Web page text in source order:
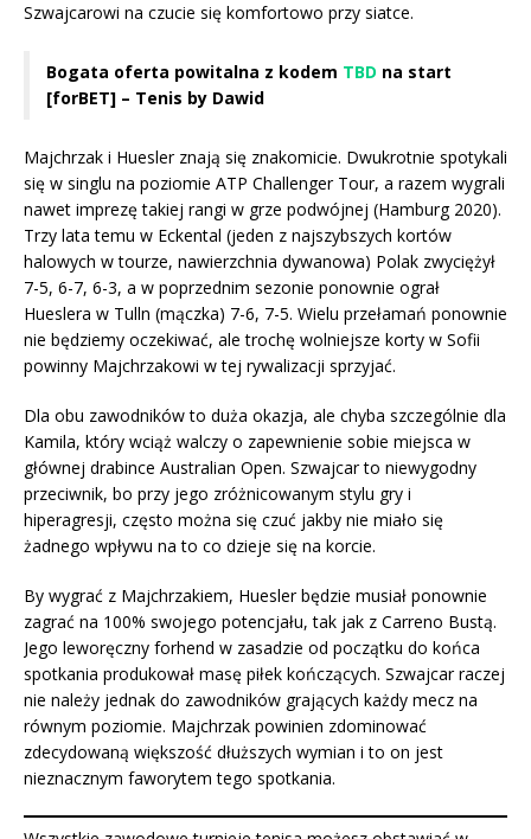
Szwajcarowi na czucie się komfortowo przy siatce.
Bogata oferta powitalna z kodem TBD na start
[forBET] – Tenis by Dawid
Majchrzak i Huesler znają się znakomicie. Dwukrotnie spotykali
się w singlu na poziomie ATP Challenger Tour, a razem wygrali
nawet imprezę takiej rangi w grze podwójnej (Hamburg 2020).
Trzy lata temu w Eckental (jeden z najszybszych kortów
halowych w tourze, nawierzchnia dywanowa) Polak zwyciężył
7-5, 6-7, 6-3, a w poprzednim sezonie ponownie ograł
Hueslera w Tulln (mączka) 7-6, 7-5. Wielu przełamań ponownie
nie będziemy oczekiwać, ale trochę wolniejsze korty w Sofii
powinny Majchrzakowi w tej rywalizacji sprzyjać.
Dla obu zawodników to duża okazja, ale chyba szczególnie dla
Kamila, który wciąż walczy o zapewnienie sobie miejsca w
głównej drabince Australian Open. Szwajcar to niewygodny
przeciwnik, bo przy jego zróżnicowanym stylu gry i
hiperagresji, często można się czuć jakby nie miało się
żadnego wpływu na to co dzieje się na korcie.
By wygrać z Majchrzakiem, Huesler będzie musiał ponownie
zagrać na 100% swojego potencjału, tak jak z Carreno Bustą.
Jego leworęczny forhend w zasadzie od początku do końca
spotkania produkował masę piłek kończących. Szwajcar raczej
nie należy jednak do zawodników grających każdy mecz na
równym poziomie. Majchrzak powinien zdominować
zdecydowaną większość dłuższych wymian i to on jest
nieznacznym faworytem tego spotkania.